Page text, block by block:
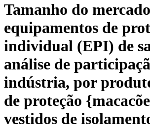
Tamanho do
equipamentos de
individual (EPI) de
análise de
indústria, por
de proteção
vestidos de